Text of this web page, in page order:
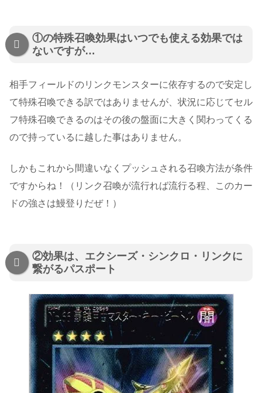
①の特殊召喚効果はいつでも使える効果では
ないですが…
相手フィールドのリンクモンスターに依存するので安定し
て特殊召喚できる訳ではありませんが、状況に応じてセル
フ特殊召喚できるのはその後の盤面に大きく関わってくる
ので持っているに越した事はありません。
しかもこれから間違いなくプッシュされる召喚方法が条件
ですからね！（リンク召喚が流行れば流行る程、このカー
ドの強さは鰻登りだぜ！）
②効果は、エクシーズ・シンクロ・リンクに
繋がるパスポート